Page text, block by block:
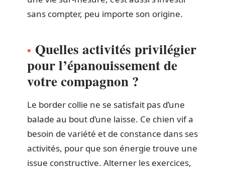
sans compter, peu importe son origine.
Quelles activités privilégier
pour l’épanouissement de
votre compagnon ?
Le border collie ne se satisfait pas d’une
balade au bout d’une laisse. Ce chien vif a
besoin de variété et de constance dans ses
activités, pour que son énergie trouve une
issue constructive. Alterner les exercices,